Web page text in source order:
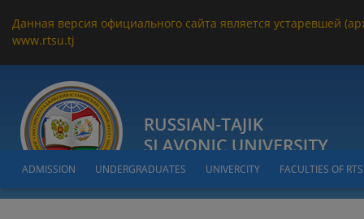
Данная версия официального сайта является устаревшей
www.rtsu.tj
ADMISSION UNDERGRADUATES UNIVERCITY FACULTIES OF